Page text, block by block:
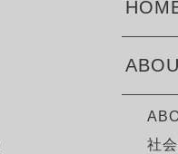
社